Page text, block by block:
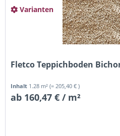
Fletco Teppichboden
Inhalt 1.28 m²(= 205,40 € )
ab 160,47 € / m²
Varianten